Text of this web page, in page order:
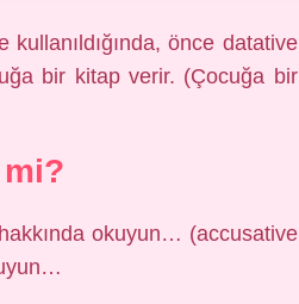
önce datative
bir kitap verir. (Çocuğa bir
okuyun… (accusative